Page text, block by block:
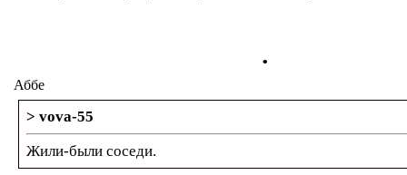
.
Аббе
> vova-55
Жили-были соседи.